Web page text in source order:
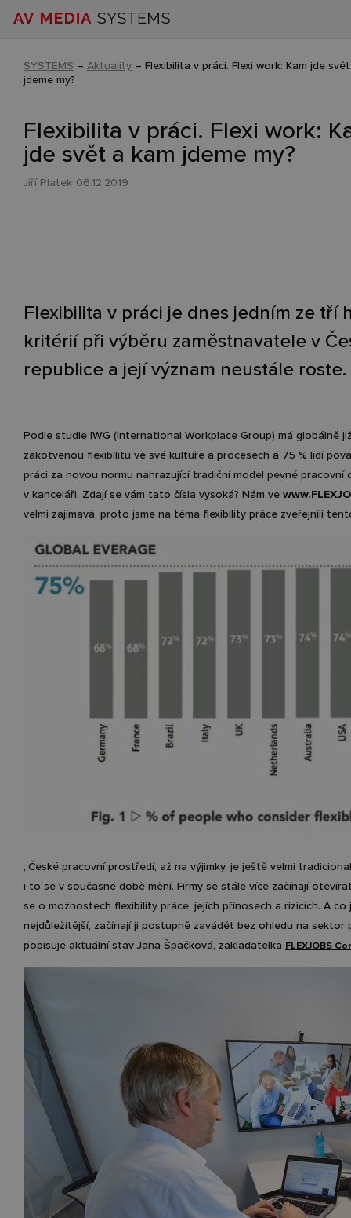
SYSTEMS – Aktuality – Flexibilita v práci. Flexi work: Kam jde
jdeme my?
Flexibilita v práci. Flexi work:
jde svět a kam jdeme my?
Jiří Platek 06.12.2019
Flexibilita v práci je dnes jedním ze tří
kritérií při výběru zaměstnavatele v
republice a její význam neustále roste.
Podle studie IWG (International Workplace Group) má globálně
zakotvenou flexibilitu ve své kultuře a procesech a 75 % lidí
práci za novou normu nahrazující tradiční model pevné pracovní
v kanceláři. Zdají se vám tato čísla vysoká? Nám ve
velmi zajímavá, proto jsme na téma flexibility práce zveřejnili
„České pracovní prostředí, až na výjimky, je ještě velmi
i to se v současné době mění. Firmy se stále více začínají
se o možnostech flexibility práce, jejích přínosech a rizicích. A co
nejdůležitější, začínají ji postupně zavádět bez ohledu na sektor
popisuje aktuální stav Jana Špačková, zakladatelka FLEXJOBS